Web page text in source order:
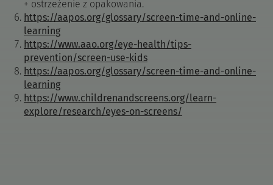
+ ostrzeżenie z opakowania.
https://aapos.org/glossary/screen-time-and-online-
learning
https://www.aao.org/eye-health/tips-
prevention/screen-use-kids
https://aapos.org/glossary/screen-time-and-online-
learning
https://www.childrenandscreens.org/learn-
explore/research/eyes-on-screens/